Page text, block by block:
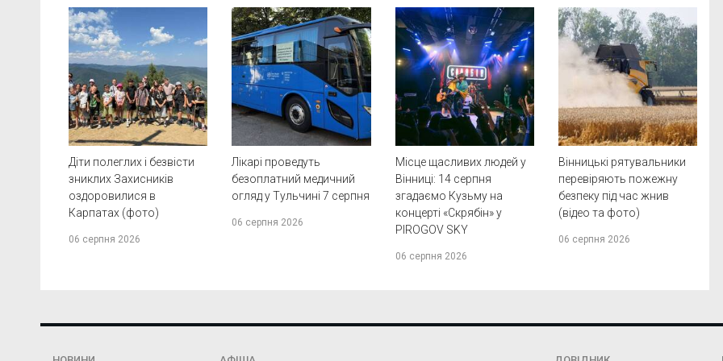
Діти полеглих і безвісти
зниклих Захисників
оздоровилися в
Карпатах (фото)
06 серпня 2026
Лікарі проведуть
безоплатний медичний
огляд у Тульчині 7 серпня
06 серпня 2026
Місце щасливих людей у
Вінниці: 14 серпня
згадаємо Кузьму на
концерті «Скрябін» у
PIROGOV SKY
06 серпня 2026
Вінницькі рятувальники
перевіряють пожежну
безпеку під час жнив
(відео та фото)
06 серпня 2026